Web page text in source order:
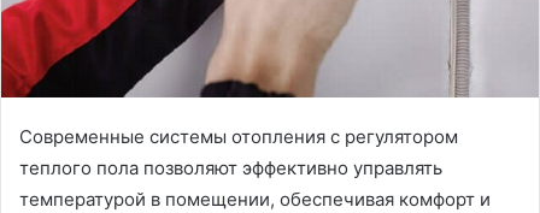
Современные системы отопления с регулятором
теплого пола позволяют эффективно управлять
температурой в помещении, обеспечивая комфорт и